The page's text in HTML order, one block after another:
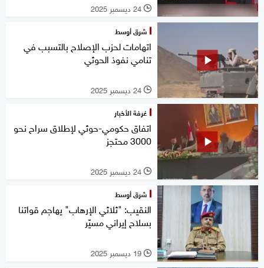
l 24 ديسمبر 2025
شرق أوسط
اتهامات لحزب الإصلاح بالتسبب في
تنامي نفوذ الحوثي
l 24 ديسمبر 2025
غرفة الأخبار
اتفاق حكومي-حوثي لإطلاق سراح نحو
3000 محتجز
l 24 ديسمبر 2025
شرق أوسط
النقيب: "ثلاثي الإرهاب" يهاجم قواتنا
بسلاح إيراني مسيّر
l 19 ديسمبر 2025